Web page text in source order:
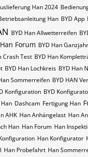
Han 2024
Han BYD App
BYD Han Allwetterreifen
Forum BYD Han
Crash Test BYD Han
BYD Han Lochkreis BYD Han
Sommerreifen BYD HAN
Konfiguration BYD
Dashcam Fertigung Han
AHK Han Anhängelast Han
Han Han Forum Han
Han Konfigurator
Han Probefahrt Han